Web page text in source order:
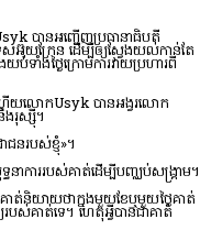
បានអញ្ជើញប្រធានាធិបតី
អ៊ុយក្រែន ដើម្បីឲ្យស្វែងយល់កាន់តែ
ប់ទាំងថ្ងៃក្រោមការវាយប្រហារពី
យលោកUsyk បានអង្វរលោក
រុស្ស៊ី។
នរបស់ខ្ញុំ»។
ាការរបស់គាត់ដើម្បីបញ្ឈប់សង្គ្រាម។
ត់និយាយថាក្នុងមួយខែឬមួយថ្ងៃគាត់
ស់គាត់ទេ។ ហេតុអ្វីបានជាគាត់